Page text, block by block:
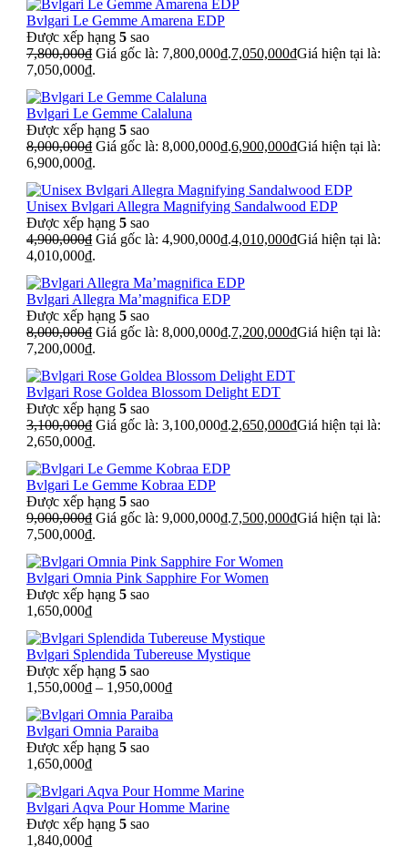
Bvlgari Le Gemme Amarena EDP
Được xếp hạng 5 sao
7,800,000₫ Giá gốc là: 7,800,000₫.7,050,000₫Giá hiện tại là:
7,050,000₫.
Bvlgari Le Gemme Calaluna
Được xếp hạng 5 sao
8,000,000₫ Giá gốc là: 8,000,000₫.6,900,000₫Giá hiện tại là:
6,900,000₫.
Unisex Bvlgari Allegra Magnifying Sandalwood EDP
Được xếp hạng 5 sao
4,900,000₫ Giá gốc là: 4,900,000₫.4,010,000₫Giá hiện tại là:
4,010,000₫.
Bvlgari Allegra Ma’magnifica EDP
Được xếp hạng 5 sao
8,000,000₫ Giá gốc là: 8,000,000₫.7,200,000₫Giá hiện tại là:
7,200,000₫.
Bvlgari Rose Goldea Blossom Delight EDT
Được xếp hạng 5 sao
3,100,000₫ Giá gốc là: 3,100,000₫.2,650,000₫Giá hiện tại là:
2,650,000₫.
Bvlgari Le Gemme Kobraa EDP
Được xếp hạng 5 sao
9,000,000₫ Giá gốc là: 9,000,000₫.7,500,000₫Giá hiện tại là:
7,500,000₫.
Bvlgari Omnia Pink Sapphire For Women
Được xếp hạng 5 sao
1,650,000₫
Bvlgari Splendida Tubereuse Mystique
Được xếp hạng 5 sao
1,550,000₫ – 1,950,000₫
Bvlgari Omnia Paraiba
Được xếp hạng 5 sao
1,650,000₫
Bvlgari Aqva Pour Homme Marine
Được xếp hạng 5 sao
1,840,000₫